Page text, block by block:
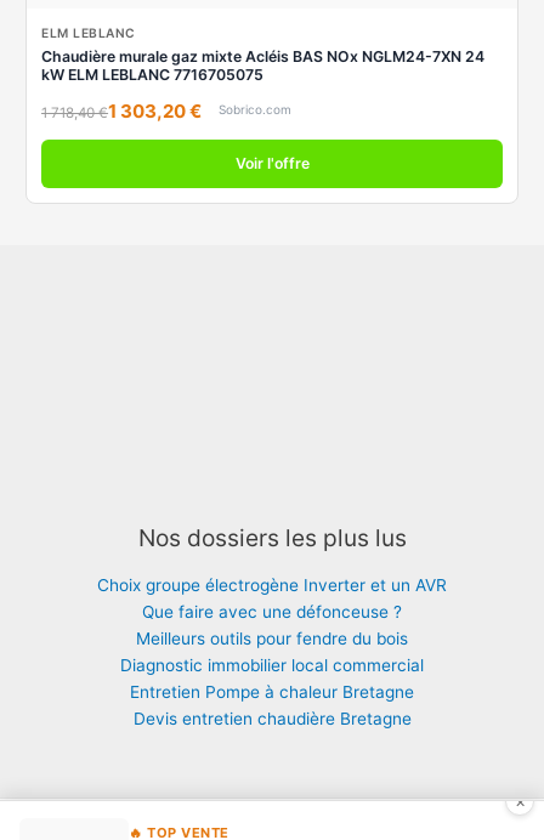
ELM LEBLANC
Chaudière murale gaz mixte Acléis BAS NOx NGLM24-7XN 24
kW ELM LEBLANC 7716705075
1 718,40 €1 303,20 € Sobrico.com
Voir l'offre
Nos dossiers les plus lus
Choix groupe électrogène Inverter et un AVR
Que faire avec une défonceuse ?
Meilleurs outils pour fendre du bois
Diagnostic immobilier local commercial
Entretien Pompe à chaleur Bretagne
Devis entretien chaudière Bretagne
×
🔥 TOP VENTE